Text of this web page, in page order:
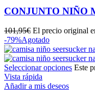
CONJUNTO NIÑO
101,95€ El precio original
-79%Agotado
Seleccionar opciones Este
Vista rápida
Añadir a mis deseos